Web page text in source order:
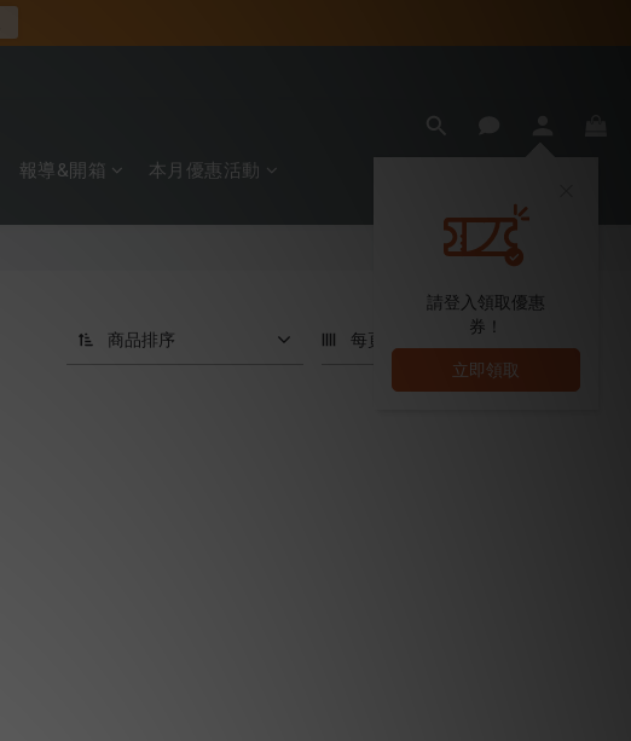
請登入領取優惠
券！
立即領取
報導&開箱 本月優惠活動
商品排序 每頁顯示 24 個